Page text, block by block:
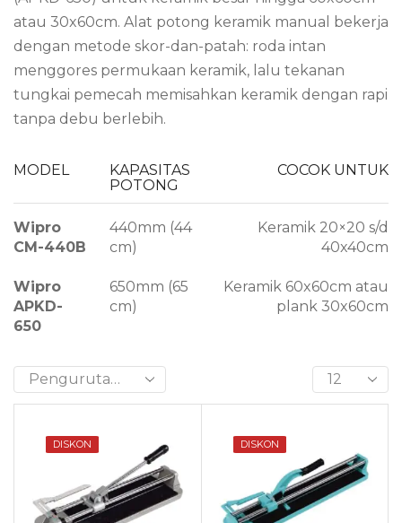
atau 30x60cm. Alat potong keramik manual bekerja
dengan metode skor-dan-patah: roda intan
menggores permukaan keramik, lalu tekanan
tungkai pemecah memisahkan keramik dengan rapi
tanpa debu berlebih.
MODEL
KAPASITAS
POTONG
COCOK UNTUK
Wipro
CM-440B
440mm (44
cm)
Keramik 20×20 s/d
40x40cm
Wipro
APKD-
650
650mm (65
cm)
Keramik 60x60cm atau
plank 30x60cm
DISKON DISKON